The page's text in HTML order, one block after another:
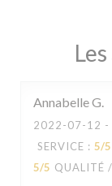
AnnabelleG
2022-07-12 -
SERVICE : 5/5
5/5 QUALITÉ